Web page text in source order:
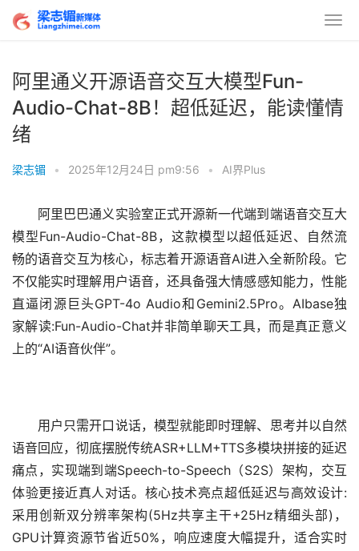
阿里通义开源语音交互大模型Fun-
Audio-Chat-8B！超低延迟，能读懂情
绪
梁志镅 • 2025年12月24日 pm9:56 • AI界Plus
阿里巴巴通义实验室正式开源新一代端到端语音交互大
模型Fun-Audio-Chat-8B，这款模型以超低延迟、自然流
畅的语音交互为核心，标志着开源语音AI进入全新阶段。它
不仅能实时理解用户语音，还具备强大情感感知能力，性能
直逼闭源巨头GPT-4o Audio和Gemini2.5Pro。AIbase独
家解读:Fun-Audio-Chat并非简单聊天工具，而是真正意义
上的“AI语音伙伴”。
用户只需开口说话，模型就能即时理解、思考并以自然
语音回应，彻底摆脱传统ASR+LLM+TTS多模块拼接的延迟
痛点，实现端到端Speech-to-Speech（S2S）架构，交互
体验更接近真人对话。核心技术亮点超低延迟与高效设计:
采用创新双分辨率架构(5Hz共享主干+25Hz精细头部)，
GPU计算资源节省近50%，响应速度大幅提升，适合实时